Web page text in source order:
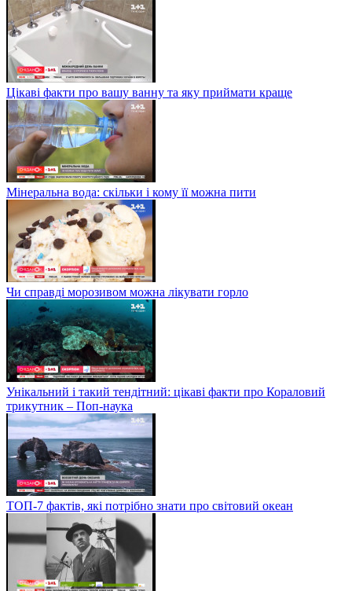
Цікаві факти про вашу ванну та яку приймати краще
Мінеральна вода: скільки і кому її можна пити
Чи справді морозивом можна лікувати горло
Унікальний і такий тендітний: цікаві факти про Кораловий
трикутник – Поп-наука
ТОП-7 фактів, які потрібно знати про світовий океан